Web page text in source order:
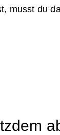
musst du